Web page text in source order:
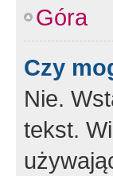
Góra
Czy
Nie.
tekst.